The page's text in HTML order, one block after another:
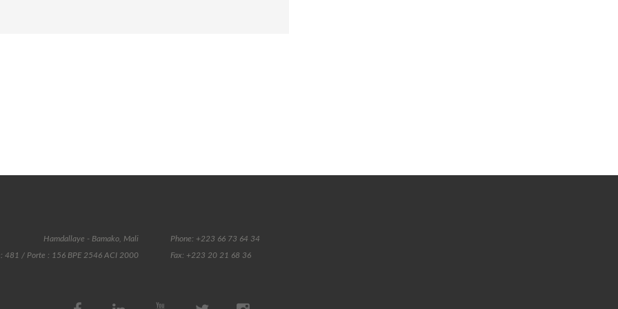
Phone: +223 66 73 64 34
Fax: +223 20 21 68 36
Hamdallaye - Bamako, Mali
481 / Porte : 156 BPE 2546 ACI 2000